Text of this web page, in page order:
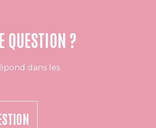
QUESTION ?
dans les